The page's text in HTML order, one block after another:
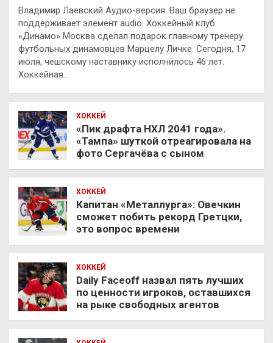
Владимир Лаевский Аудио-версия: Ваш браузер не
поддерживает элемент audio. Хоккейный клуб
«Динамо» Москва сделал подарок главному тренеру
футбольных динамовцев Марцелу Личке. Сегодня, 17
июля, чешскому наставнику исполнилось 46 лет.
Хоккейная…
ХОККЕЙ
«Пик драфта НХЛ 2041 года».
«Тампа» шуткой отреагировала на
фото Сергачёва с сыном
ХОККЕЙ
Капитан «Металлурга»: Овечкин
сможет побить рекорд Гретцки,
это вопрос времени
ХОККЕЙ
Daily Faceoff назвал пять лучших
по ценности игроков, оставшихся
на рыке свободных агентов